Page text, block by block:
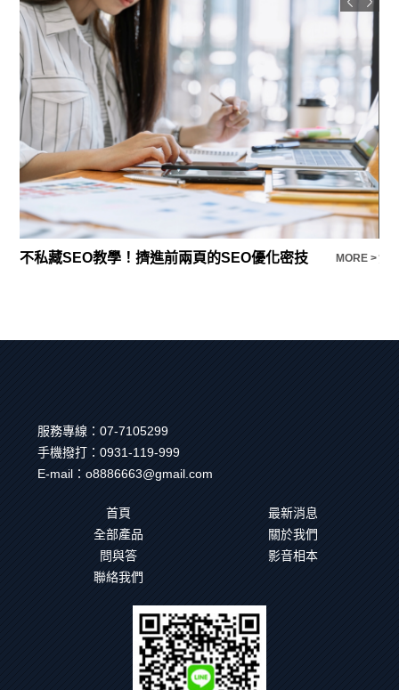
不私藏SEO教學！擠進前兩頁的SEO優化密技 MORE >淨
服務專線：07-7105299
手機撥打：0931-119-999
E-mail：o8886663@gmail.com
首頁
最新消息
全部產品
關於我們
問與答
影音相本
聯絡我們